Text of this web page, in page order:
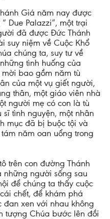
Giá năm nay được
Due Palazzi”, một trại
đã được Đức Thánh
suy niệm về Cuộc Khổ
chúng ta, suy tư về
tình huống của
bao gồm năm tù
của một vụ giết người,
thân, một giáo viên nhà
người mẹ có con là tù
tình nguyện, một nhân
mục đã bị buộc tội và
năm oan uổng trong
trên con đường Thánh
người sống sau
để chúng ta thấy cuộc
chết, để khám phá
đan xen với nhau không
tượng Chúa bước lên đồi